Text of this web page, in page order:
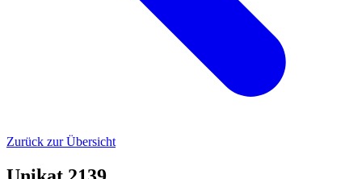
Zurück zur Übersicht